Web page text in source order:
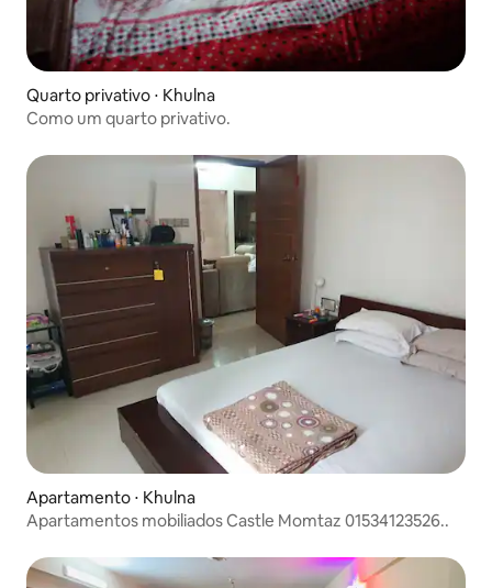
Quarto privativo ⋅ Khulna
Como um quarto privativo.
Apartamento ⋅ Khulna
Apartamentos mobiliados Castle Momtaz 01534123526..